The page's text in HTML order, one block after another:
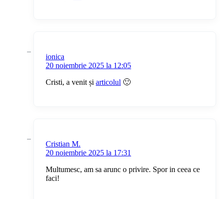
ionica
20 noiembrie 2025 la 12:05
Cristi, a venit și articolul 🙂
Cristian M.
20 noiembrie 2025 la 17:31
Multumesc, am sa arunc o privire. Spor in ceea ce
faci!